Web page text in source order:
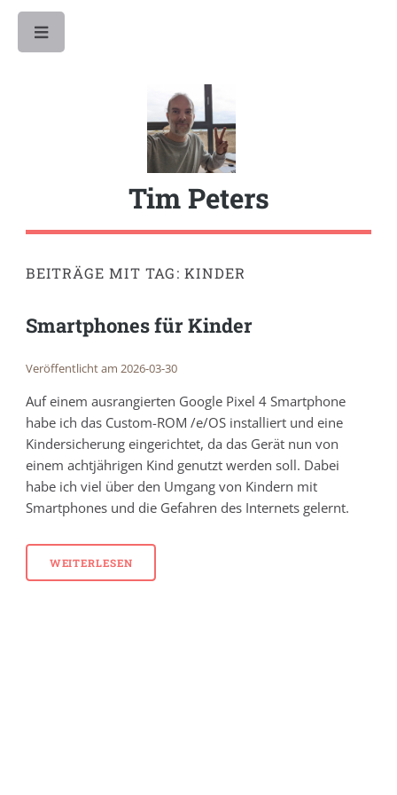
Tim Peters
BEITRÄGE MIT TAG: KINDER
Smartphones für Kinder
Veröffentlicht am 2026-03-30
Auf einem ausrangierten Google Pixel 4 Smartphone
habe ich das Custom-ROM /e/OS installiert und eine
Kindersicherung eingerichtet, da das Gerät nun von
einem achtjährigen Kind genutzt werden soll. Dabei
habe ich viel über den Umgang von Kindern mit
Smartphones und die Gefahren des Internets gelernt.
WEITERLESEN